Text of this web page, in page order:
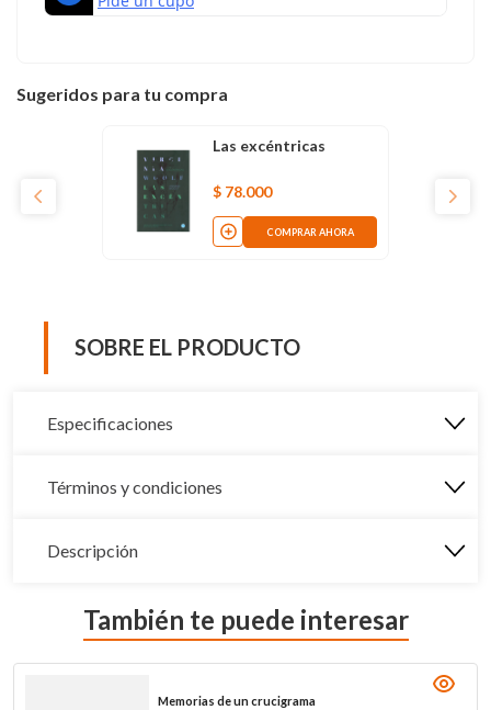
Sugeridos para tu compra
Las excéntricas
$ 78.000
COMPRAR AHORA
SOBRE EL PRODUCTO
Especificaciones
Términos y condiciones
Descripción
También te puede interesar
Memorias de un crucigrama